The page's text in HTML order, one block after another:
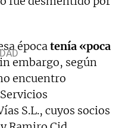
épocatenía «poca
embargo, según
encuentro
S.L., cuyos socios